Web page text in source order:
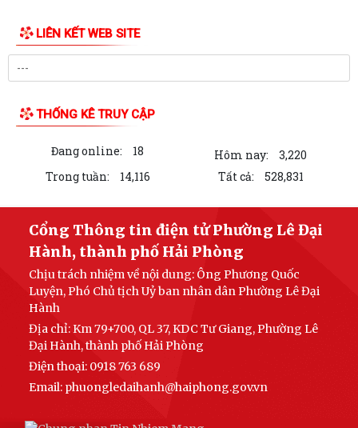
LIÊN KẾT WEB SITE
THỐNG KÊ TRUY CẬP
Đang online: 18 Hôm nay: